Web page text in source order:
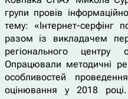
групи провів
тему: «Інтернет-
разом із викладачем
регіонального центру
Опрацювали методичні
особливостей
оцінювання у 2018 році.